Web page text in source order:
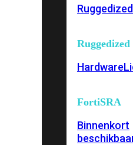
Ruggedized
Ruggedized
Hardware
FortiSRA
Binnenkort